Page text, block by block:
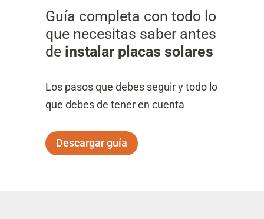
Guía completa con todo lo
que necesitas saber antes
de instalar placas solares
Los pasos que debes seguir y todo lo
que debes de tener en cuenta
Descargar guía